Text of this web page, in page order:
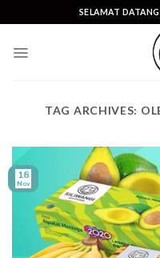
to
SELAMAT
TAG ARCHIVES:
18
Nov